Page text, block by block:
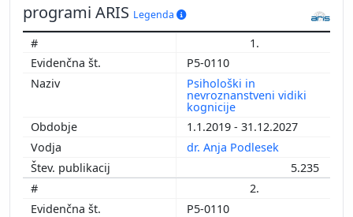
programi ARIS Legenda
1.
P5-0110
Psihološki in
nevroznanstveni vidiki
kognicije
1.1.2019 - 31.12.2027
dr. Anja Podlesek
5.235
2.
P5-0110